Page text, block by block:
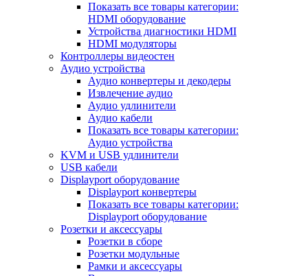
Показать все товары категории:
HDMI оборудование
Устройства диагностики HDMI
HDMI модуляторы
Контроллеры видеостен
Аудио устройства
Аудио конвертеры и декодеры
Извлечение аудио
Аудио удлинители
Аудио кабели
Показать все товары категории:
Аудио устройства
KVM и USB удлинители
USB кабели
Displayport оборудование
Displayport конвертеры
Показать все товары категории:
Displayport оборудование
Розетки и аксессуары
Розетки в сборе
Розетки модульные
Рамки и аксессуары